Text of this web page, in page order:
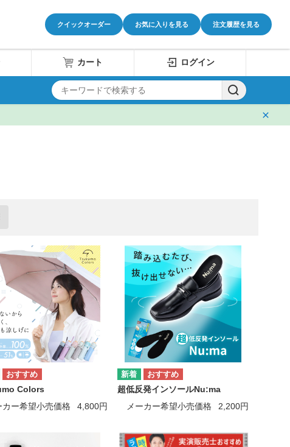
クイックオーダー お気に入りを見る 注文履歴を見る
カート ログイン
Colors
カー希望小売価格
4,800円
超低反発インソールNu:ma
メーカー希望小売価格
2,200円